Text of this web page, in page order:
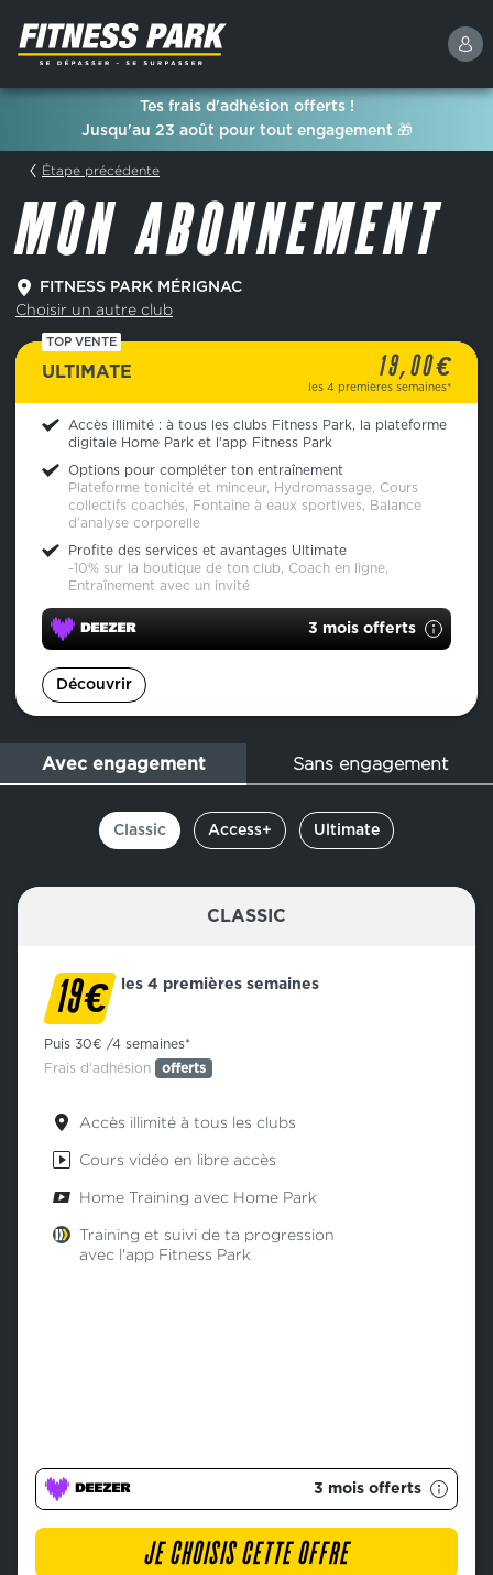
Étape précédente
MON ABONNEMENT
FITNESS PARK MÉRIGNAC
Choisir un autre club
TOP VENTE
ULTIMATE 19,00€
les 4 premières semaines*
Accès illimité : à tous les clubs Fitness Park, la plateforme
digitale Home Park et l'app Fitness Park
Options pour compléter ton entraînement
Plateforme tonicité et minceur, Hydromassage, Cours
collectifs coachés, Fontaine à eaux sportives, Balance
d’analyse corporelle
Profite des services et avantages Ultimate
-10% sur la boutique de ton club, Coach en ligne,
Entraînement avec un invité
3 mois offerts
Découvrir
Tes frais d'adhésion offerts !
Jusqu'au 23 août pour tout engagement 🎁
Avec engagement Sans engagement
Classic Access+ Ultimate
CLASSIC
19€ les 4 premières semaines
Puis 30€ /4 semaines*
Frais d'adhésion
offerts
Accès illimité à tous les clubs
Cours vidéo en libre accès
Home Training avec Home Park
Training et suivi de ta progression
avec l'app Fitness Park
3 mois offerts
JE CHOISIS CETTE OFFRE